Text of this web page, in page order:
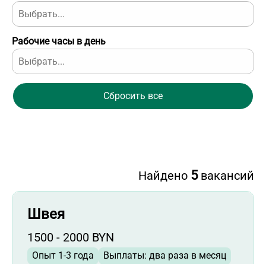
Рабочие часы в день
Сбросить все
Найдено 5вакансий
Швея
1500 - 2000 BYN
Опыт 1-3 года Выплаты: два раза в месяц